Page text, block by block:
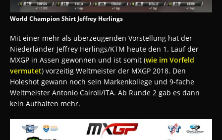
World Champion Shirt Jeffrey Herlings
Mit einer mehr als überzeugenden Vorstellung hat der
Niederländer Jeffrey Herlings/KTM heute den 1. Lauf der
MXGP in Assen gewonnen und ist somit (wie im Vorfeld
vermutet) vorzeitig Weltmeister der MXGP 2018. Den
Holeshot gewann noch sein Markenkollege und 9-fache
Weltmeister Antonio Cairoli/ITA. Ab Runde 2 gab es dann
kein Aufhalten mehr.